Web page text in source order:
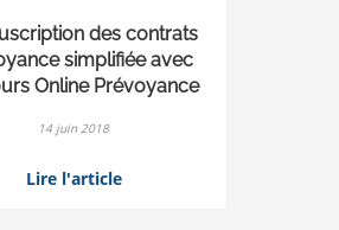
des contrats
simplifiée avec
Online Prévoyance
14 juin 2018
Lire l'article